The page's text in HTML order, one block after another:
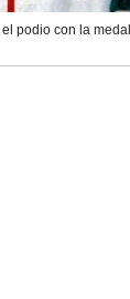
podio con la